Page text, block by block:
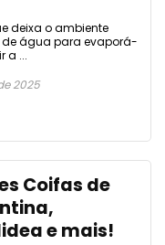
deixa o ambiente
de água para evaporá-
a ...
2025
Coifas de
e mais!